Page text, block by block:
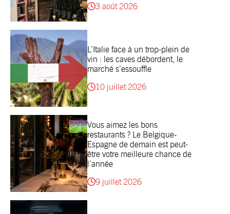
3 août 2026
L’Italie face à un trop-plein de
vin : les caves débordent, le
marché s’essouffle
10 juillet 2026
Vous aimez les bons
restaurants ? Le Belgique-
Espagne de demain est peut-
être votre meilleure chance de
l’année
9 juillet 2026